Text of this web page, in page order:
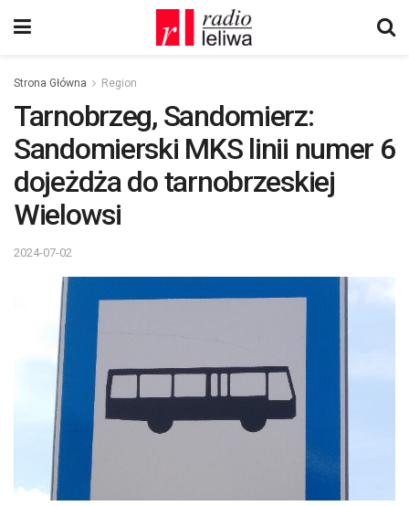
Strona Główna Region
Tarnobrzeg, Sandomierz:
Sandomierski MKS linii numer 6
dojeżdża do tarnobrzeskiej
Wielowsi
2024-07-02